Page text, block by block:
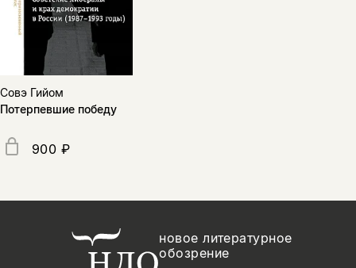
Совэ Гийом
Потерпевшие победу
900 ₽
новое литературное
обозрение